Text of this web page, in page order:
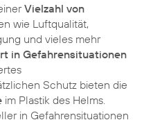
Vielzahl von
wie Luftqualität,
und vieles mehr
in Gefahrensituationen
Schutz bieten die
im Plastik des Helms.
in Gefahrensituationen